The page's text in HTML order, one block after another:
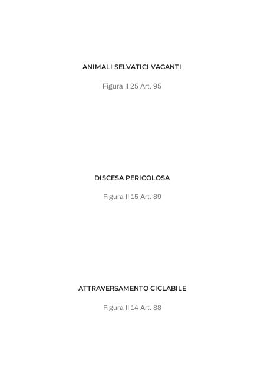
ANIMALI SELVATICI VAGANTI
Figura II 25 Art. 95
DISCESA PERICOLOSA
Figura II 15 Art. 89
ATTRAVERSAMENTO CICLABILE
Figura II 14 Art. 88